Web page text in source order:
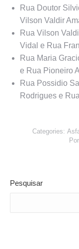
Rua Doutor
Vilson Valdir
Rua Vilson
Vidal e Rua
Rua Maria
e Rua Pioneiro
Rua Possidio
Rodrigues e
Categories:
Por
Pesquisar